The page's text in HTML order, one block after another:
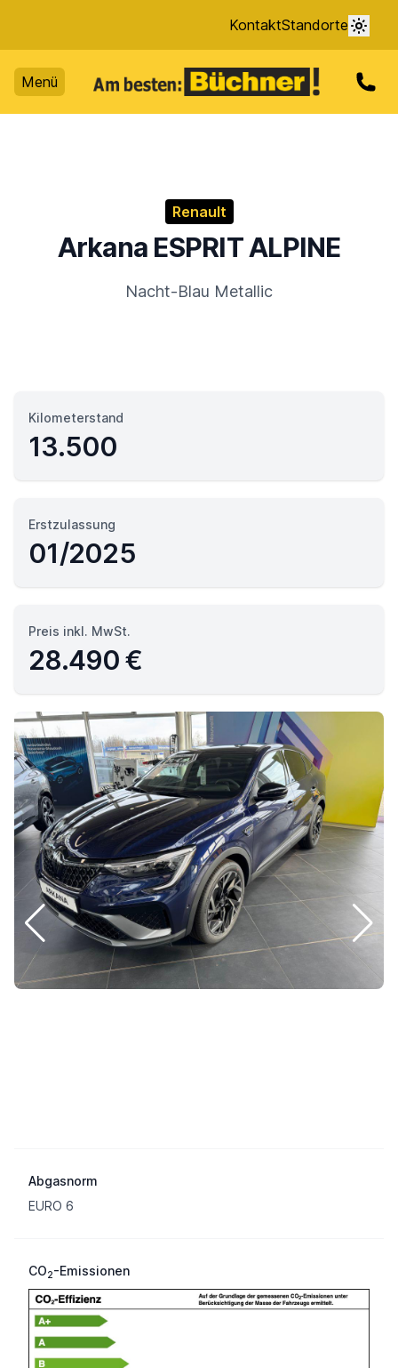
KontaktStandorte
Menü
Renault
Arkana ESPRIT ALPINE
Nacht-Blau Metallic
Kilometerstand
13.500
Erstzulassung
01/2025
Preis inkl. MwSt.
28.490 €
Abgasnorm
EURO 6
CO2-Emissionen